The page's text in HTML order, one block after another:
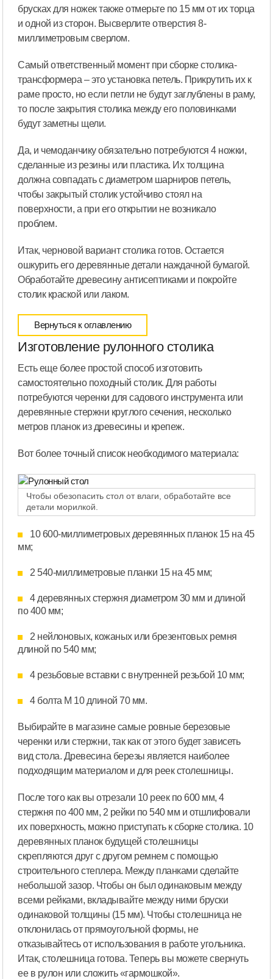
брусках для ножек также отмерьте по 15 мм от их торца
и одной из сторон. Высверлите отверстия 8-
миллиметровым сверлом.
Самый ответственный момент при сборке столика-
трансформера – это установка петель. Прикрутить их к
раме просто, но если петли не будут заглублены в раму,
то после закрытия столика между его половинками
будут заметны щели.
Да, и чемоданчику обязательно потребуются 4 ножки,
сделанные из резины или пластика. Их толщина
должна совпадать с диаметром шарниров петель,
чтобы закрытый столик устойчиво стоял на
поверхности, а при его открытии не возникало
проблем.
Итак, черновой вариант столика готов. Остается
ошкурить его деревянные детали наждачной бумагой.
Обработайте древесину антисептиками и покройте
столик краской или лаком.
Вернуться к оглавлению
Изготовление рулонного столика
Есть еще более простой способ изготовить
самостоятельно походный столик. Для работы
потребуются черенки для садового инструмента или
деревянные стержни круглого сечения, несколько
метров планок из древесины и крепеж.
Вот более точный список необходимого материала:
Чтобы обезопасить стол от влаги, обработайте все
детали морилкой.
10 600-миллиметровых деревянных планок 15 на 45
мм;
2 540-миллиметровые планки 15 на 45 мм;
4 деревянных стержня диаметром 30 мм и длиной
по 400 мм;
2 нейлоновых, кожаных или брезентовых ремня
длиной по 540 мм;
4 резьбовые вставки с внутренней резьбой 10 мм;
4 болта М 10 длиной 70 мм.
Выбирайте в магазине самые ровные березовые
черенки или стержни, так как от этого будет зависеть
вид стола. Древесина березы является наиболее
подходящим материалом и для реек столешницы.
После того как вы отрезали 10 реек по 600 мм, 4
стержня по 400 мм, 2 рейки по 540 мм и отшлифовали
их поверхность, можно приступать к сборке столика. 10
деревянных планок будущей столешницы
скрепляются друг с другом ремнем с помощью
строительного степлера. Между планками сделайте
небольшой зазор. Чтобы он был одинаковым между
всеми рейками, вкладывайте между ними бруски
одинаковой толщины (15 мм). Чтобы столешница не
отклонилась от прямоугольной формы, не
отказывайтесь от использования в работе угольника.
Итак, столешница готова. Теперь вы можете свернуть
ее в рулон или сложить «гармошкой».